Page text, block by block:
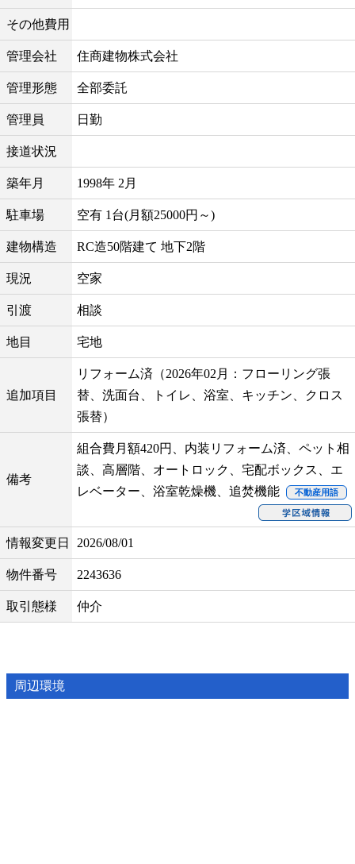
その他費用
管理会社 住商建物株式会社
管理形態 全部委託
管理員 日勤
接道状況
築年月 1998年 2月
駐車場 空有 1台(月額25000円～)
建物構造 RC造50階建て 地下2階
現況 空家
引渡 相談
地目 宅地
追加項目
リフォーム済（2026年02月：フローリング張
替、洗面台、トイレ、浴室、キッチン、クロス
張替）
備考
組合費月額420円、内装リフォーム済、ペット相
談、高層階、オートロック、宅配ボックス、エ
レベーター、浴室乾燥機、追焚機能
不動産用語
情報変更日 2026/08/01
物件番号 2243636
取引態様 仲介
周辺環境